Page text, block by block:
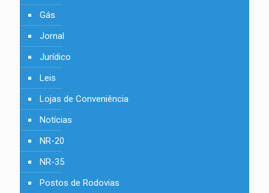
Gás
Jornal
Jurídico
Leis
Lojas de Conveniência
Notícias
NR-20
NR-35
Postos de Rodovias